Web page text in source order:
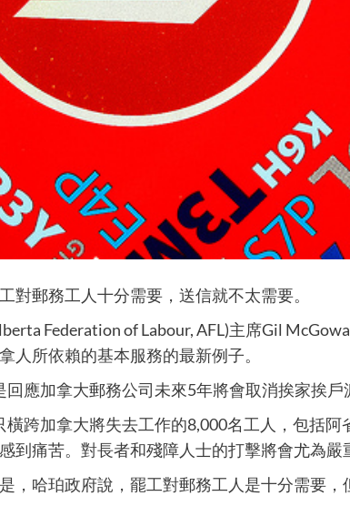
對郵務工人十分需要，送信就不太需要。
Federation of Labour, AFL)主席Gil
人所依賴的基本服務的最新例子。
應加拿大郵務公司未來5年將會取消挨家挨戶
橫跨加拿大將失去工作的8,000名工人，包括
到痛苦。對長者和殘障人士的打擊將會尤為嚴
，哈珀政府說，罷工對郵務工人是十分需要，